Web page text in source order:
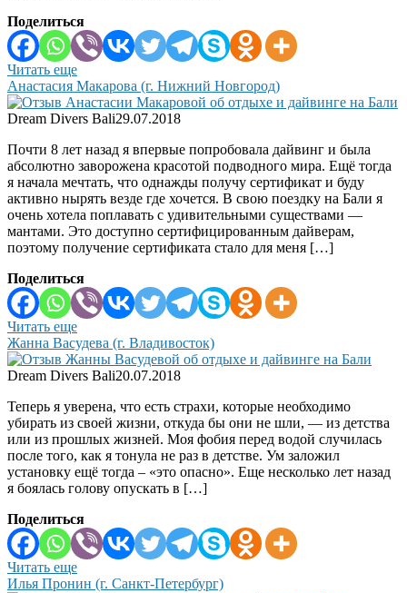
Поделиться
Читать еще
Анастасия Макарова (г. Нижний Новгород)
Dream Divers Bali29.07.2018
Почти 8 лет назад я впервые попробовала дайвинг и была
абсолютно заворожена красотой подводного мира. Ещё тогда
я начала мечтать, что однажды получу сертификат и буду
активно нырять везде где хочется. В свою поездку на Бали я
очень хотела поплавать с удивительными существами —
мантами. Это доступно сертифицированным дайверам,
поэтому получение сертификата стало для меня […]
Поделиться
Читать еще
Жанна Васудева (г. Владивосток)
Dream Divers Bali20.07.2018
Теперь я уверена, что есть страхи, которые необходимо
убирать из своей жизни, откуда бы они не шли, — из детства
или из прошлых жизней. Моя фобия перед водой случилась
после того, как я тонула не раз в детстве. Ум заложил
установку ещё тогда – «это опасно». Еще несколько лет назад
я боялась голову опускать в […]
Поделиться
Читать еще
Илья Пронин (г. Санкт-Петербург)